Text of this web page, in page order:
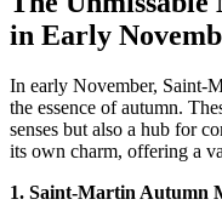
in Early
In early November, Saint-
the essence of autumn.
senses but also a hub for
its own charm, offering a
1. Saint-Martin Autumn